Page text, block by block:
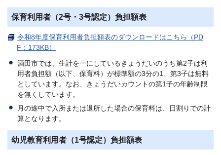
保育利用者（2号・3号認定）負担額表
令和8年度保育利用者負担額表のダウンロードはこちら（PD
F：173KB）
酒田市では、生計を一にしているきょうだいのうち第2子は利
用者負担額（以下、保育料）が標準額の3分の1、第3子は無料
としています。なお、きょうだいカウントの第1子の年齢制限
を無くしています。
月の途中で入所または退所した場合の保育料は、日割りでの計
算となります。
幼児教育利用者（1号認定）負担額表